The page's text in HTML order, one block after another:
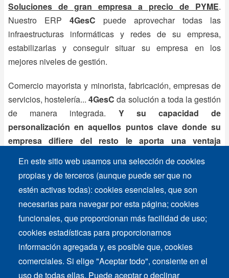
En este sitio web usamos una selección de cookies
propias y de terceros (aunque puede ser que no
estén activas todas): cookies esenciales, que son
necesarias para navegar por esta página; cookies
funcionales, que proporcionan más facilidad de uso;
cookies estadísticas para proporcionarnos
información agregada y, es posible que, cookies
comerciales. Si elige "Aceptar todo", consiente en el
uso de todas ellas. Puede aceptar o declinar
Soluciones de gran empresa a precio de PYME.
Nuestro ERP 4GesC puede aprovechar todas las
infraestructuras informáticas y redes de su empresa,
estabilizarlas y conseguir situar su empresa en los
mejores niveles de gestión.
Comercio mayorista y minorista, fabricación, empresas de
servicios, hostelería...4GesC da solución a toda la gestión
de manera integrada. Y su capacidad de
personalización en aquellos puntos clave donde su
empresa difiere del resto le aporta una ventaja
4GesCaporta soluciones sencillas, seguras y robustas.
Sin fuegos artificiales. Sin "colorines". Con la curva de
aprendizaje más rápida posible. En sistemas capaces de
funcionar simultáneamente con desde un único operador
hasta cientos... o miles.Simultáneamente. En entornos
multiusuario, multitarea, multiempresa.
Consúltenos:estamos a su disposición